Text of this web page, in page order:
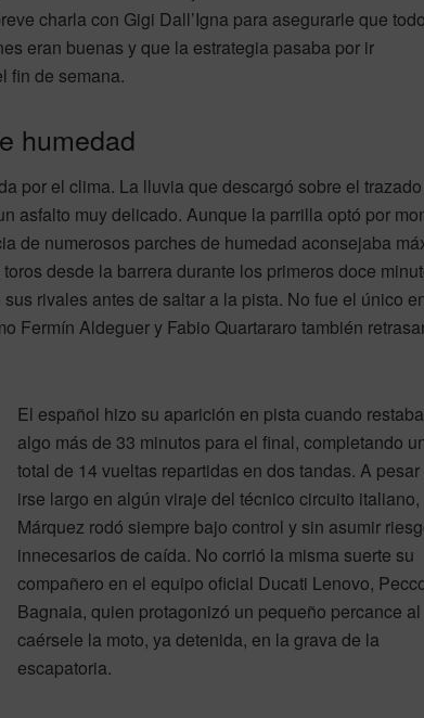
charla con Gigi Dall’Igna para asegurarle que todo
eran buenas y que la estrategia pasaba por ir
fin de semana.
humedad
por el clima. La lluvia que descargó sobre el
asfalto muy delicado. Aunque la parrilla optó por
de numerosos parches de humedad aconsejaba
desde la barrera durante los primeros doce
rivales antes de saltar a la pista. No fue el único
Fermín Aldeguer y Fabio Quartararo también
El español hizo su aparición en pista cuando
algo más de 33 minutos para el final, completando
total de 14 vueltas repartidas en dos tandas. A pesar
irse largo en algún viraje del técnico circuito italiano,
Márquez rodó siempre bajo control y sin asumir
innecesarios de caída. No corrió la misma suerte su
compañero en el equipo oficial Ducati Lenovo,
Bagnaia, quien protagonizó un pequeño percance al
caérsele la moto, ya detenida, en la grava de la
escapatoria.